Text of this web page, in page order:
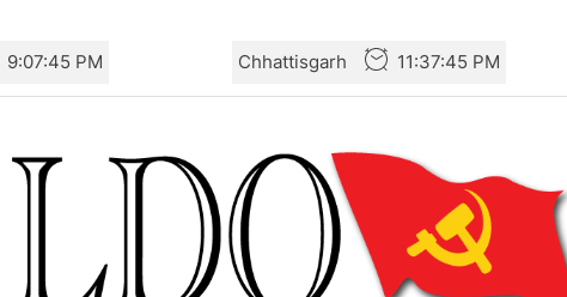
9:07:46 PM Chhattisgarh 11:37:46 PM